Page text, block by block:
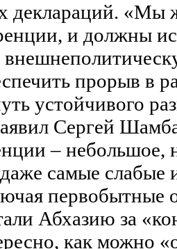
деклараций. «Мы
и должны
прорыв в
устойчивого
Сергей
– небольшое,
самые слабые
первобытные
Абхазию за
как можно